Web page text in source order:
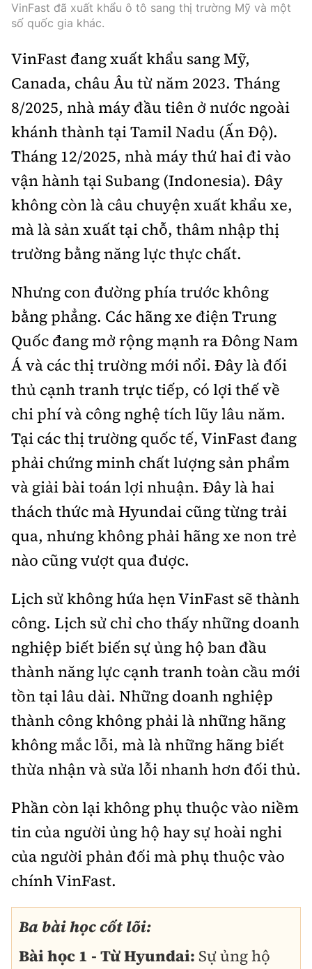
VinFast đã xuất khẩu ô tô sang thị trường Mỹ và một
số quốc gia khác.
VinFast đang xuất khẩu sang Mỹ,
Canada, châu Âu từ năm 2023. Tháng
8/2025, nhà máy đầu tiên ở nước ngoài
khánh thành tại Tamil Nadu (Ấn Độ).
Tháng 12/2025, nhà máy thứ hai đi vào
vận hành tại Subang (Indonesia). Đây
không còn là câu chuyện xuất khẩu xe,
mà là sản xuất tại chỗ, thâm nhập thị
trường bằng năng lực thực chất.
Nhưng con đường phía trước không
bằng phẳng. Các hãng xe điện Trung
Quốc đang mở rộng mạnh ra Đông Nam
Á và các thị trường mới nổi. Đây là đối
thủ cạnh tranh trực tiếp, có lợi thế về
chi phí và công nghệ tích lũy lâu năm.
Tại các thị trường quốc tế, VinFast đang
phải chứng minh chất lượng sản phẩm
và giải bài toán lợi nhuận. Đây là hai
thách thức mà Hyundai cũng từng trải
qua, nhưng không phải hãng xe non trẻ
nào cũng vượt qua được.
Lịch sử không hứa hẹn VinFast sẽ thành
công. Lịch sử chỉ cho thấy những doanh
nghiệp biết biến sự ủng hộ ban đầu
thành năng lực cạnh tranh toàn cầu mới
tồn tại lâu dài. Những doanh nghiệp
thành công không phải là những hãng
không mắc lỗi, mà là những hãng biết
thừa nhận và sửa lỗi nhanh hơn đối thủ.
Phần còn lại không phụ thuộc vào niềm
tin của người ủng hộ hay sự hoài nghi
của người phản đối mà phụ thuộc vào
chính VinFast.
Ba bài học cốt lõi:
Bài học 1 - Từ Hyundai: Sự ủng hộ